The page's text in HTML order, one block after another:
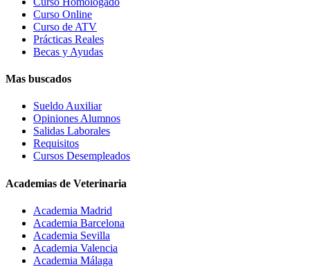
Curso Online
Curso de ATV
Prácticas Reales
Becas y Ayudas
Mas buscados
Sueldo Auxiliar
Opiniones Alumnos
Salidas Laborales
Requisitos
Cursos Desempleados
Academias de Veterinaria
Academia Madrid
Academia Barcelona
Academia Sevilla
Academia Valencia
Academia Málaga